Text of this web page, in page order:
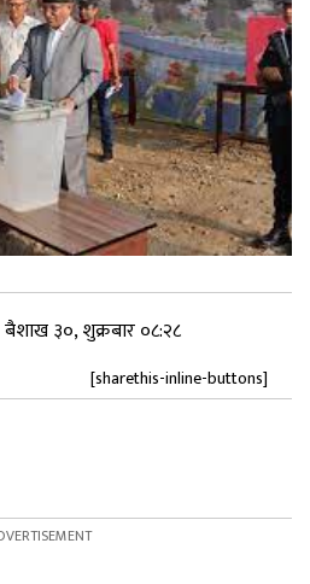
३०, शुक्रबार ०८:२८
[sharethis-inline-buttons]